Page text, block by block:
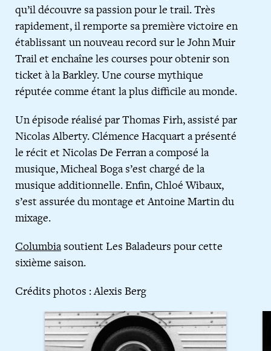
qu’il découvre sa passion pour le trail. Très
rapidement, il remporte sa première victoire en
établissant un nouveau record sur le John Muir
Trail et enchaîne les courses pour obtenir son
ticket à la Barkley. Une course mythique
réputée comme étant la plus difficile au monde.
Un épisode réalisé par Thomas Firh, assisté par
Nicolas Alberty. Clémence Hacquart a présenté
le récit et Nicolas De Ferran a composé la
musique, Micheal Boga s’est chargé de la
musique additionnelle. Enfin, Chloé Wibaux,
s’est assurée du montage et Antoine Martin du
mixage.
Columbiasoutient Les Baladeurs pour cette
sixième saison.
Crédits photos : Alexis Berg